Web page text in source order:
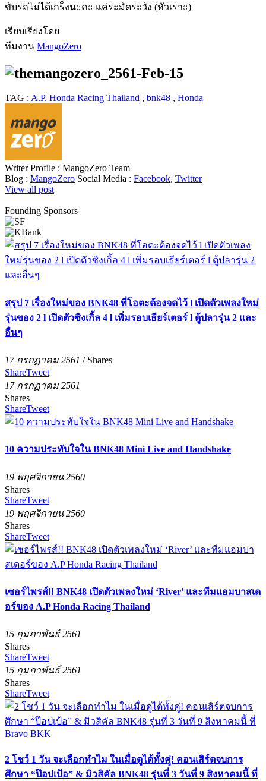
ขับรถไม่ได้เกร็งนะคะ แค่ระมัดระวัง (หัวเราะ)
เรียบเรียงโดย
ทีมงาน MangoZero
TAG : A.P. Honda Racing Thailand , bnk48 , Honda
Writer Profile : MangoZero Team
Blog : MangoZero Social Media : Facebook, Twitter
View all post
Founding Sponsors
สรุป 7 เรื่องใหม่ของ BNK48 ที่โอตะต้องจดไว้ l เปิดตัวเพลงใหม่
รุ่นของ 2 l เปิดตัวซิงเกิ้ล 4 l เพิ่มรอบเธียร์เตอร์ l ตู้ปลารุ่น 2 และ
อื่นๆ
17 กรกฏาคม 2561 / Shares
ShareTweet
17 กรกฏาคม 2561
Shares
ShareTweet
10 ความประทับใจใน BNK48 Mini Live and Handshake
19 พฤศจิกายน 2560
Shares
ShareTweet
19 พฤศจิกายน 2560
Shares
ShareTweet
เซอร์ไพรส์!! BNK48 เปิดตัวเพลงใหม่ ‘River’ และทีมแอมบาสเด
อร์ของ A.P Honda Racing Thailand
15 กุมภาพันธ์ 2561
Shares
ShareTweet
15 กุมภาพันธ์ 2561
Shares
ShareTweet
2 โชว์ 1 วัน จะเลือกทำไม ในเมื่อดูได้ทั้งคู่! คอนเสิร์ตจบการ
ศึกษา “ป๊อปเป้อ” & มิวสิคัล BNK48 รุ่นที่ 3 วันที่ 9 สิงหาคมนี้ ที่